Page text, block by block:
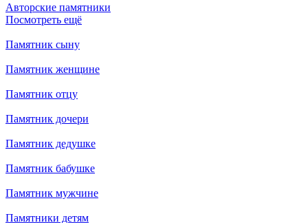
Авторские памятники
Посмотреть ещё
Памятник сыну
Памятник женщине
Памятник отцу
Памятник дочери
Памятник дедушке
Памятник бабушке
Памятник мужчине
Памятники детям